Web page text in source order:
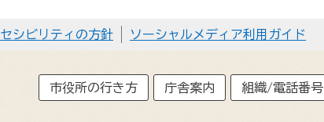
シビリティの方針 ソーシャルメディア利用ガイド
市役所の行き方 庁舎案内 組織/電話番号